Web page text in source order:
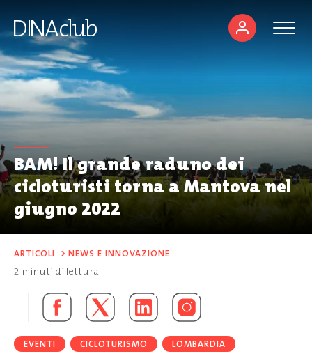
BAM! Il grande raduno dei
cicloturisti torna a Mantova nel
giugno 2022
ARTICOLI > NEWS E INNOVAZIONE
2 minuti di lettura
EVENTI CICLOTURISMO LOMBARDIA